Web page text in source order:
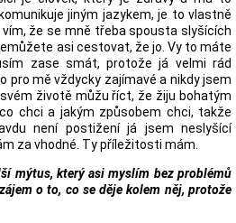
jiným jazykem, je to vlastně
že se mně třeba spousta slyšících
asi cestovat, že jo. Vy to máte
zase smát, protože já velmi rád
pro mě vždycky zajímavé a nikdy jsem
životě můžu říct, že žiju bohatým
chci a jakým způsobem chci, takže
není postižení já jsem neslyšící
za vhodné. Ty příležitosti mám.
mýtus, který asi myslím bez problémů
o to, co se děje kolem něj, protože